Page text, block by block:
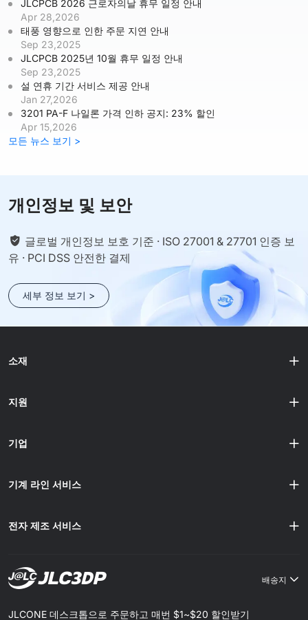
JLCPCB 2026 근로자의날 휴무 일정 안내
Apr 28,2026
태풍 영향으로 인한 주문 지연 안내
Sep 23,2025
JLCPCB 2025년 10월 휴무 일정 안내
Sep 23,2025
설 연휴 기간 서비스 제공 안내
Jan 27,2026
3201 PA-F 나일론 가격 인하 공지: 23% 할인
Apr 15,2026
모든 뉴스 보기 >
개인정보 및 보안
글로벌 개인정보 보호 기준 · ISO 27001 & 27701 인증 보
유 · PCI DSS 안전한 결제
세부 정보 보기 >
소재
지원
기업
기계 라인 서비스
전자 제조 서비스
배송지
JLCONE 데스크톱으로 주문하고 매번 $1~$20 할인받기